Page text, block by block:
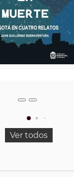
Ver todos